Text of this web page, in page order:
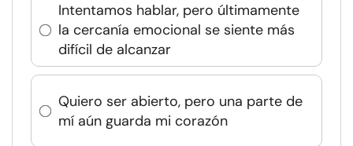
Intentamos hablar, pero últimamente
la cercanía emocional se siente más
difícil de alcanzar
Quiero ser abierto, pero una parte de
mí aún guarda mi corazón